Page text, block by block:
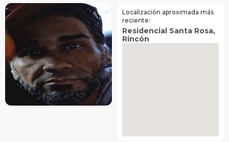
Localización aproximada más
reciente:
Residencial Santa Rosa,
Rincón